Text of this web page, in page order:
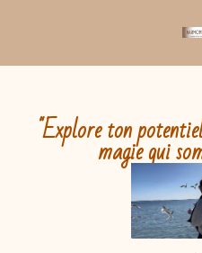
"Explore tonmagie qui